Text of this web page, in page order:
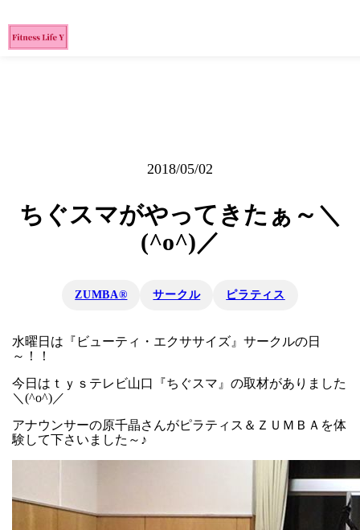
2018/05/02
ちぐスマがやってきたぁ～＼
(^o^)／
ZUMBA® サークル ピラティス
水曜日は『ビューティ・エクササイズ』サークルの日
～！！
今日はｔｙｓテレビ山口『ちぐスマ』の取材がありました
＼(^o^)／
アナウンサーの原千晶さんがピラティス＆ＺＵＭＢＡを体
験して下さいました～♪